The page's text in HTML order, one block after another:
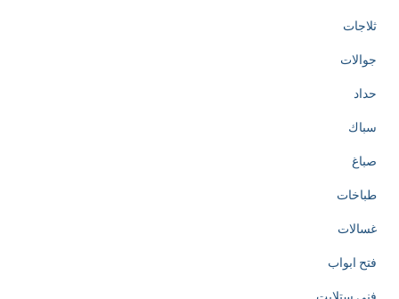
ثلاجات
جوالات
حداد
سباك
صباغ
طباخات
غسالات
فتح ابواب
فني ستلايت